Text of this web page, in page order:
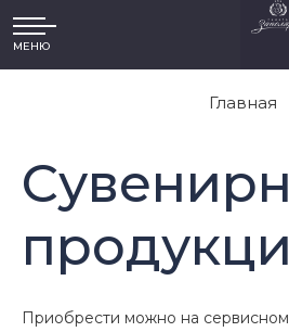
МЕНЮ
Главная
Приобрести можно на